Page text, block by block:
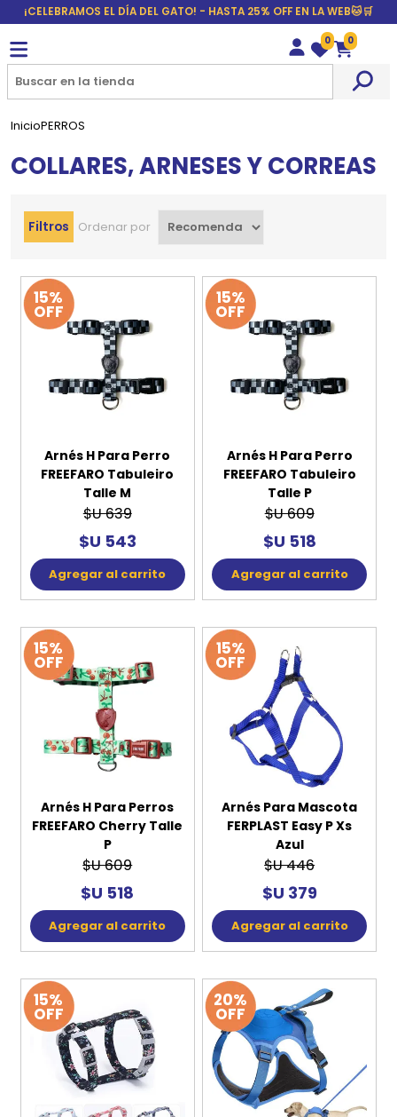
¡CELEBRAMOS EL DÍA DEL GATO! - HASTA 25% OFF EN LA WEB🐱🛒
Wishlist
0
Carrito
0
InicioPERROS
COLLARES, ARNESES Y CORREAS
Filtros Ordenar por
15%
OFF
Arnés H Para Perro
FREEFARO Tabuleiro
Talle M
$U 639
$U 543
Agregar al carrito
15%
OFF
Arnés H Para Perro
FREEFARO Tabuleiro
Talle P
$U 609
$U 518
Agregar al carrito
15%
OFF
Arnés H Para Perros
FREEFARO Cherry Talle
P
$U 609
$U 518
Agregar al carrito
15%
OFF
Arnés Para Mascota
FERPLAST Easy P Xs
Azul
$U 446
$U 379
Agregar al carrito
15%
OFF
20%
OFF